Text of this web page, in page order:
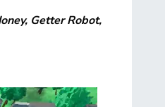
Getter Robot,